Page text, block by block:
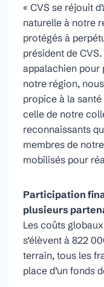
« CVS se réjouit
naturelle à notre
protégés à
président de
appalachien pour
notre région,
propice à la
celle de notre
reconnaissants
membres de
mobilisés pour
Participation
plusieurs
Les coûts
s’élèvent à 822
terrain, tous les
place d’un fonds